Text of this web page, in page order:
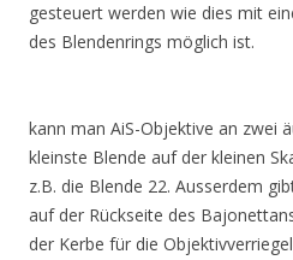
gesteuert werden wie dies mit
des Blendenrings möglich ist.
kann man AiS-Objektive an zwei
kleinste Blende auf der kleinen
z.B. die Blende 22. Ausserdem
auf der Rückseite des
der Kerbe für die